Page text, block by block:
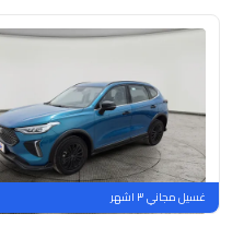
جديدة
ملوحة
غسيل مجاني ٣ اشهر